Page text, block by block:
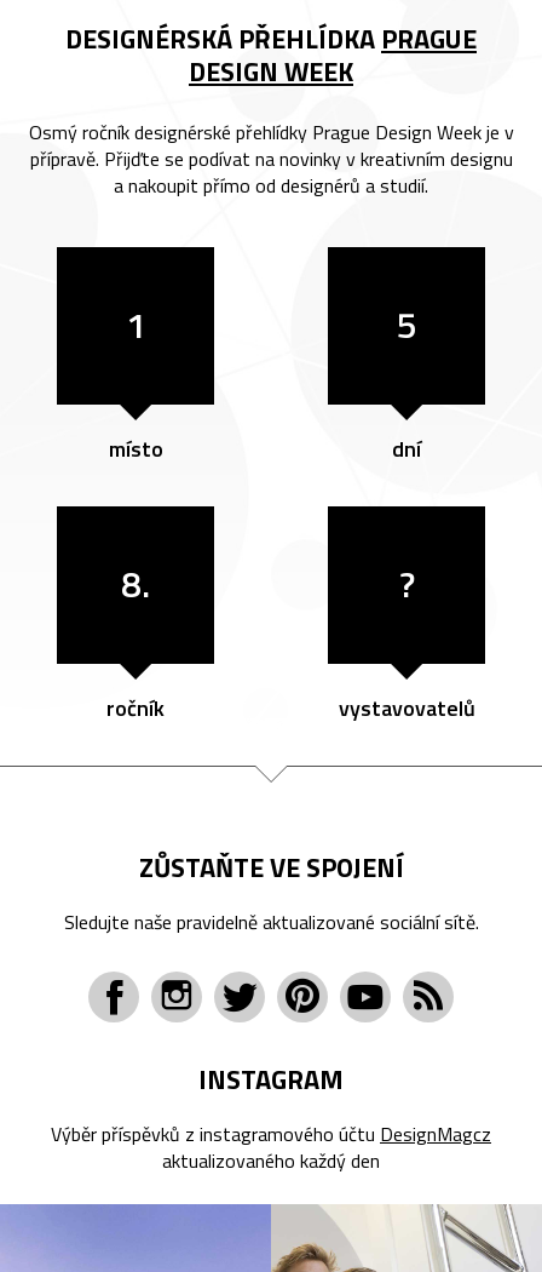
DESIGNÉRSKÁ PŘEHLÍDKA PRAGUE
DESIGN WEEK
Osmý ročník designérské přehlídky Prague Design Week je v
přípravě. Přijďte se podívat na novinky v kreativním designu
a nakoupit přímo od designérů a studií.
1
místo
5
dní
8.
ročník
?
vystavovatelů
ZŮSTAŇTE VE SPOJENÍ
Sledujte naše pravidelně aktualizované sociální sítě.
INSTAGRAM
Výběr příspěvků z instagramového účtu DesignMagcz
aktualizovaného každý den